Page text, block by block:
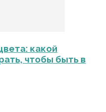
какой
чтобы быть в